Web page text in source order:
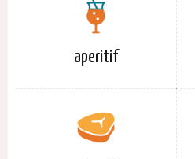
aperitif